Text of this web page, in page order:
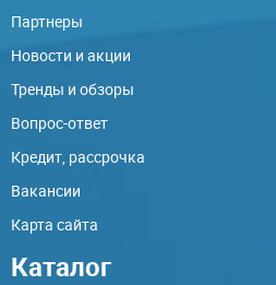
Партнеры
Новости и акции
Тренды и обзоры
Вопрос-ответ
Кредит, рассрочка
Вакансии
Карта сайта
Каталог